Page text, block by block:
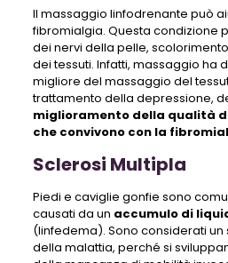
Il massaggio linfodrenante può
fibromialgia. Questa condizione
dei nervi della pelle,
dei tessuti. Infatti, massaggio ha
migliore del massaggio del
trattamento della depressione,
miglioramento della qualità
che convivono con la
Sclerosi Multipla
Piedi e caviglie gonfie sono
causati da un accumulo di
(linfedema). Sono considerati
della malattia, perché si